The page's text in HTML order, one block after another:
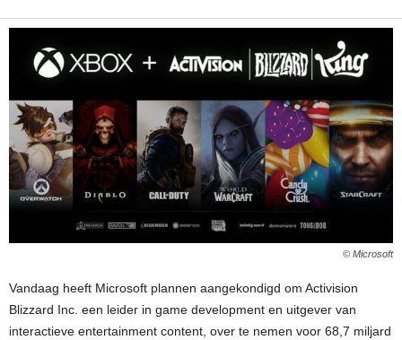
© Microsoft
Vandaag heeft Microsoft plannen aangekondigd om Activision
Blizzard Inc. een leider in game development en uitgever van
interactieve entertainment content, over te nemen voor 68,7 miljard